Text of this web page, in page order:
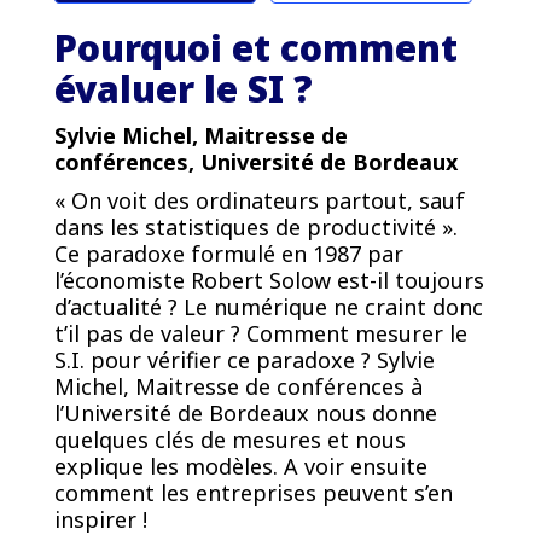
Pourquoi et comment
évaluer le SI ?
Sylvie Michel, Maitresse de
conférences, Université de Bordeaux
« On voit des ordinateurs partout, sauf
dans les statistiques de productivité ».
Ce paradoxe formulé en 1987 par
l’économiste Robert Solow est-il toujours
d’actualité ? Le numérique ne craint donc
t’il pas de valeur ? Comment mesurer le
S.I. pour vérifier ce paradoxe ? Sylvie
Michel, Maitresse de conférences à
l’Université de Bordeaux nous donne
quelques clés de mesures et nous
explique les modèles. A voir ensuite
comment les entreprises peuvent s’en
inspirer !